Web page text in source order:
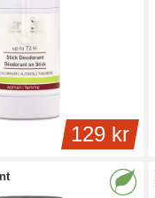
129 kr